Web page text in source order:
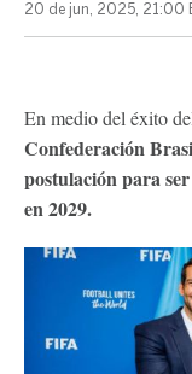
20 de jun, 2025, 21:00
En medio del éxito
Confederación
postulación para
en 2029.